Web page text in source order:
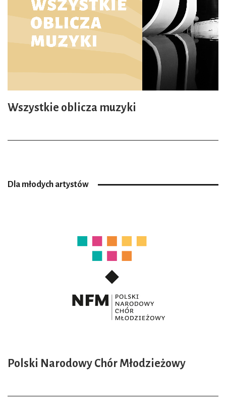
Wszystkie oblicza muzyki
Dla młodych artystów
Polski Narodowy Chór Młodzieżowy